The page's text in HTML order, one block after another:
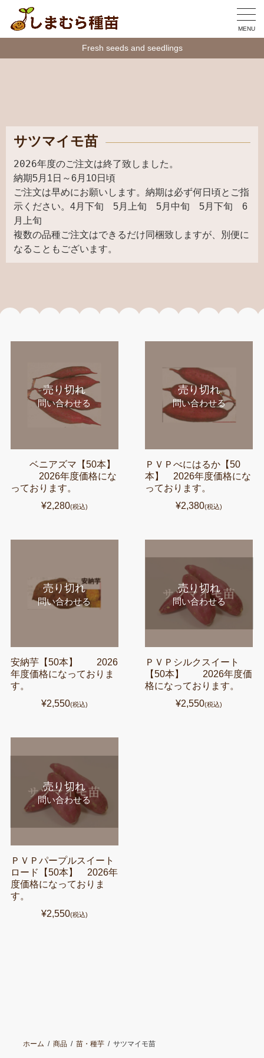
MENU
Fresh seeds and seedlings
サツマイモ苗
2026年度のご注文は終了致しました。
納期5月1日～6月10日頃
ご注文は早めにお願いします。納期は必ず何日頃とご指
示ください。4月下旬 5月上旬 5月中旬 5月下旬 6
月上旬
複数の品種ご注文はできるだけ同梱致しますが、別便に
なることもございます。
売り切れ
問い合わせる
ベニアズマ【50本】
2026年度価格にな
っております。
¥2,280(税込)
売り切れ
問い合わせる
ＰＶＰべにはるか【50
本】 2026年度価格にな
っております。
¥2,380(税込)
売り切れ
問い合わせる
安納芋【50本】 2026
年度価格になっておりま
す。
¥2,550(税込)
売り切れ
問い合わせる
ＰＶＰシルクスイート
【50本】 2026年度価
格になっております。
¥2,550(税込)
売り切れ
問い合わせる
ＰＶＰパープルスイート
ロード【50本】 2026年
度価格になっておりま
す。
¥2,550(税込)
ホーム 商品 苗・種芋 サツマイモ苗